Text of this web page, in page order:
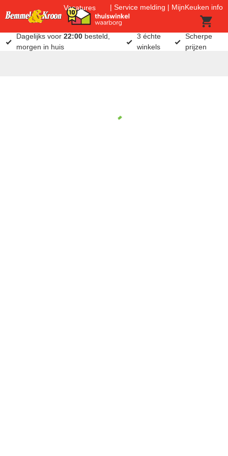
Vacatures Service melding MijnKeuken info
Dagelijks voor22:00 besteld,
morgen in huis
3 échte
winkels
Scherpe
prijzen